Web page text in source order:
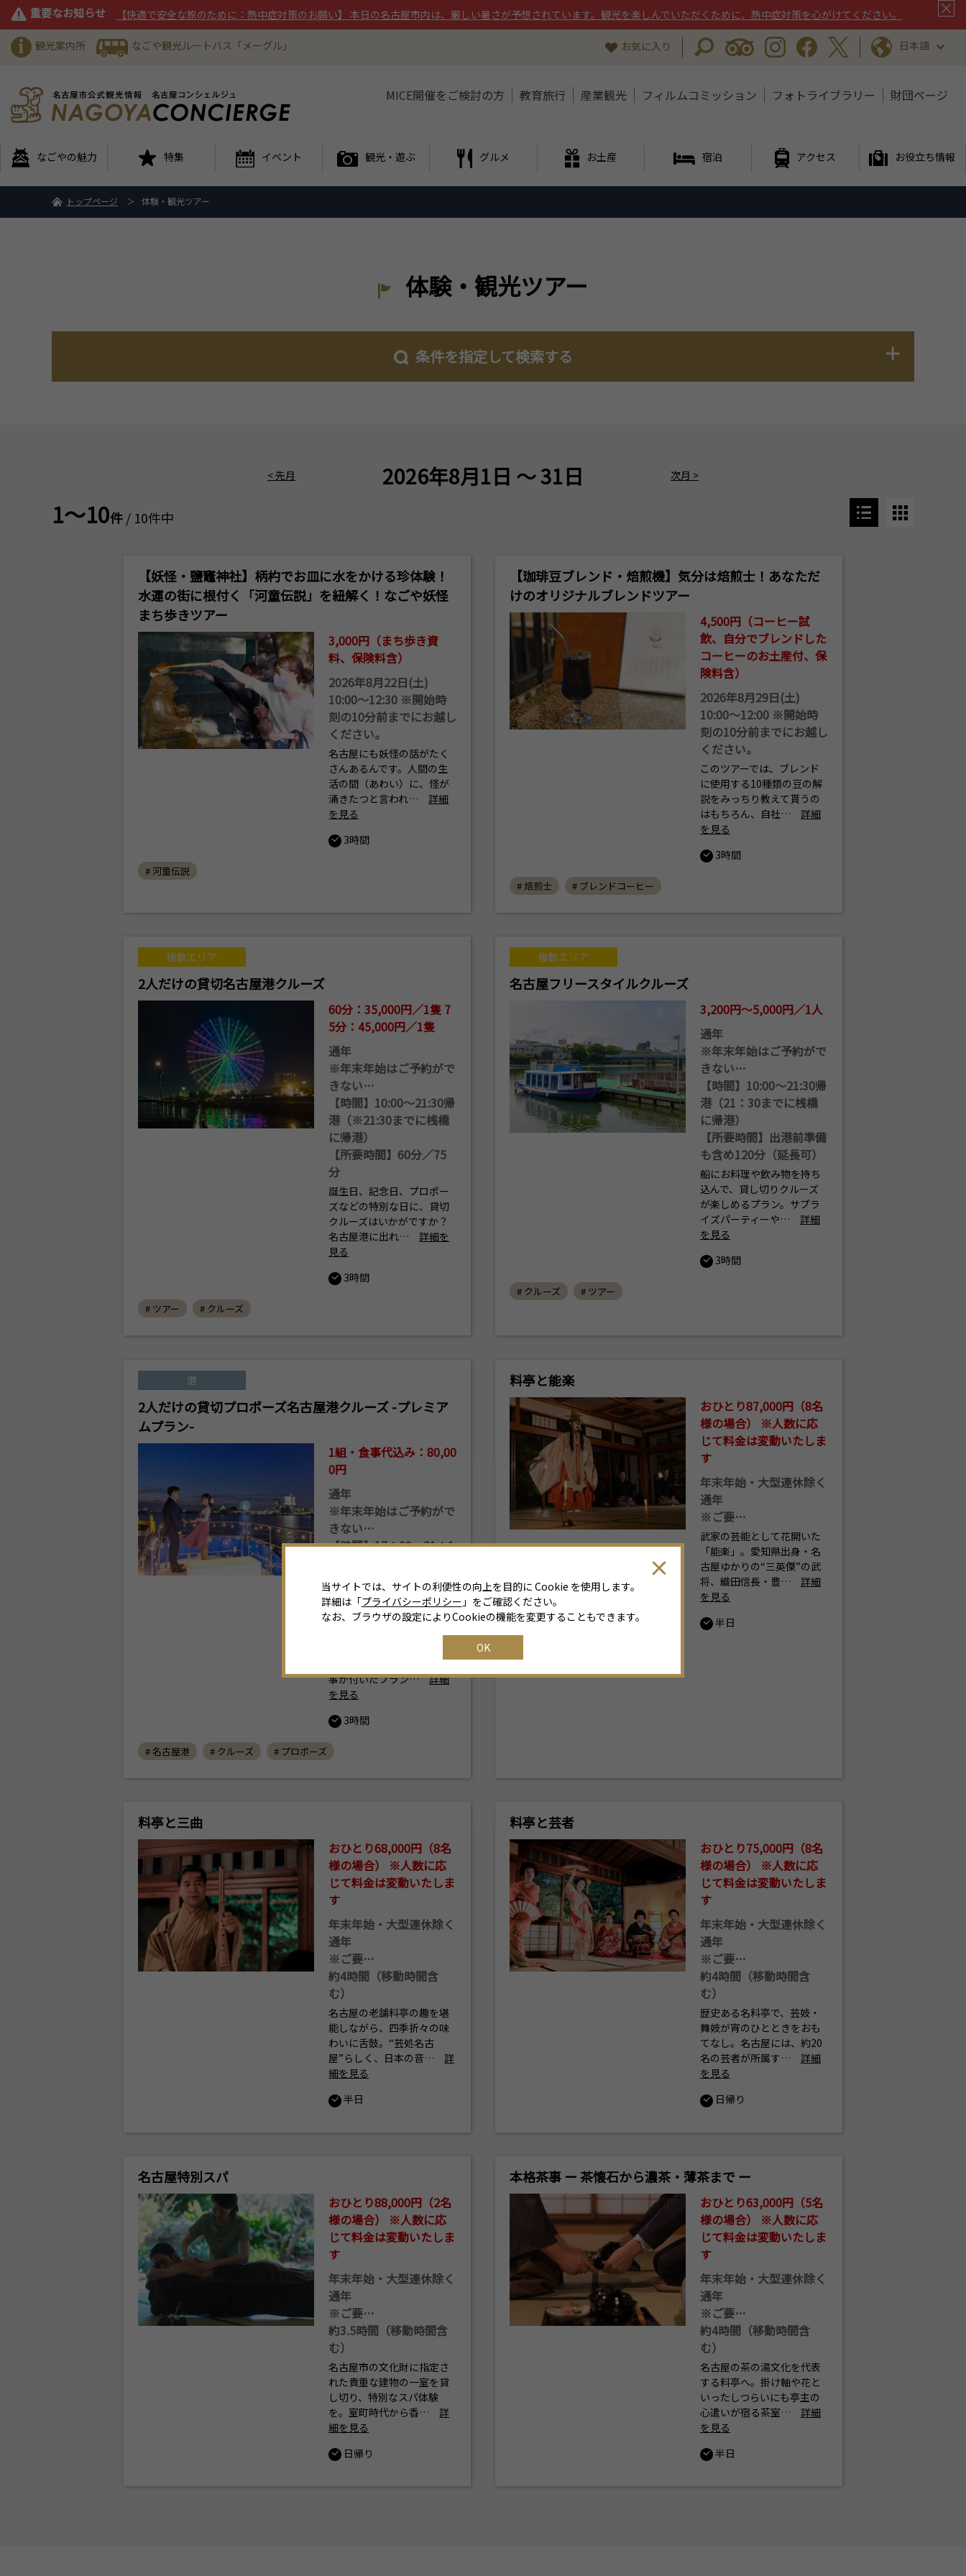
重要なお知らせ 【快適で安全な旅のために：熱中症対策のお願い】 本日の名古屋市内は、厳しい暑さが予想されています。観光を楽しんでいただくために、熱中症対策を心がけてください。
観光案内所 なごや観光ルートバス「メーグル」 お気に入り 日本語
MICE開催をご検討の方 教育旅行 産業観光 フィルムコミッション フォトライブラリー 財団ページ
なごやの魅力 特集 イベント 観光・遊ぶ グルメ お土産 宿泊 アクセス お役立ち情報
トップページ 体験・観光ツアー
体験・観光ツアー
条件を指定して検索する
<先月 2026年8月1日 ～ 31日 次月 >
1～10件/ 10件中
【妖怪・鹽竈神社】柄杓でお皿に水をかける珍体験！
水運の街に根付く「河童伝説」を紐解く！なごや妖怪
まち歩きツアー
3,000円（まち歩き資
料、保険料含）
2026年8月22日(土)
10:00～12:30 ※開始時
刻の10分前までにお越し
ください。
名古屋にも妖怪の話がたく
さんあるんです。人間の生
活の間（あわい）に、怪が
涌きたつと言われ…
詳細
を見る
3時間
# 河童伝説
【珈琲豆ブレンド・焙煎機】気分は焙煎士！あなただ
けのオリジナルブレンドツアー
4,500円（コーヒー試
飲、自分でブレンドした
コーヒーのお土産付、保
険料含）
2026年8月29日(土)
10:00～12:00 ※開始時
刻の10分前までにお越し
ください。
このツアーでは、ブレンド
に使用する10種類の豆の解
説をみっちり教えて貰うの
はもちろん、自社…
詳細
を見る
3時間
# 焙煎士 # ブレンドコーヒー
複数エリア
2人だけの貸切名古屋港クルーズ
60分：35,000円／1隻 7
5分：45,000円／1隻
通年
※年末年始はご予約がで
きない…
【時間】10:00～21:30帰
港（※21:30までに桟橋
に帰港）
【所要時間】60分／75
分
誕生日、記念日、プロポー
ズなどの特別な日に、貸切
クルーズはいかがですか？
名古屋港に出れ…
詳細を
見る
3時間
# ツアー # クルーズ
複数エリア
名古屋フリースタイルクルーズ
3,200円～5,000円／1人
通年
※年末年始はご予約がで
きない…
【時間】10:00〜21:30帰
港（21：30までに桟橋
に帰港）
【所要時間】出港前準備
も含め120分（延長可）
船にお料理や飲み物を持ち
込んで、貸し切りクルーズ
が楽しめるプラン。サプラ
イズパーティーや…
詳細
を見る
3時間
# クルーズ # ツアー
港
2人だけの貸切プロポーズ名古屋港クルーズ -プレミア
ムプラン-
1組・食事代込み：80,00
0円
通年
※年末年始はご予約がで
きない…
【時間】17：00〜21：1
橋に帰港）
【所要時間】移動・食事
時間含め約200分
プロポーズプランに高級レ
ンスターゲイト」でのお食
事が付いたプラン…
詳細
を見る
3時間
# 名古屋港 # クルーズ # プロポーズ
料亭と能楽
おひとり87,000円（8名
様の場合） ※人数に応
じて料金は変動いたしま
す
年末年始・大型連休除く
通年
※ご要…
武家の芸能として花開いた
「能楽」。愛知県出身・名
古屋ゆかりの“三英傑”の武
将、織田信長・豊…
詳細
を見る
半日
料亭と三曲
おひとり68,000円（8名
様の場合） ※人数に応
じて料金は変動いたしま
す
年末年始・大型連休除く
通年
※ご要…
約4時間（移動時間含
む）
名古屋の老舗料亭の趣を堪
能しながら、四季折々の味
わいに舌鼓。“芸処名古
屋”らしく、日本の音…
詳
細を見る
半日
料亭と芸者
おひとり75,000円（8名
様の場合） ※人数に応
じて料金は変動いたしま
す
年末年始・大型連休除く
通年
※ご要…
約4時間（移動時間含
む）
歴史ある名料亭で、芸妓・
舞妓が宵のひとときをおも
てなし。名古屋には、約20
名の芸者が所属す…
詳細
を見る
日帰り
名古屋特別スパ
おひとり88,000円（2名
様の場合） ※人数に応
じて料金は変動いたしま
す
年末年始・大型連休除く
通年
※ご要…
約3.5時間（移動時間含
む）
名古屋市の文化財に指定さ
れた貴重な建物の一室を貸
し切り、特別なスパ体験
を。室町時代から香…
詳
細を見る
日帰り
本格茶事 ー 茶懐石から濃茶・薄茶まで ー
おひとり63,000円（5名
様の場合） ※人数に応
じて料金は変動いたしま
す
年末年始・大型連休除く
通年
※ご要…
約4時間（移動時間含
む）
名古屋の茶の湯文化を代表
する料亭へ。掛け軸や花と
いったしつらいにも亭主の
心遣いが宿る茶室…
詳細
を見る
半日
当サイトでは、サイトの利便性の向上を目的に Cookie を使用します。
詳細は「プライバシーポリシー 」をご確認ください。
なお、ブラウザの設定によりCookieの機能を変更することもできます。
OK